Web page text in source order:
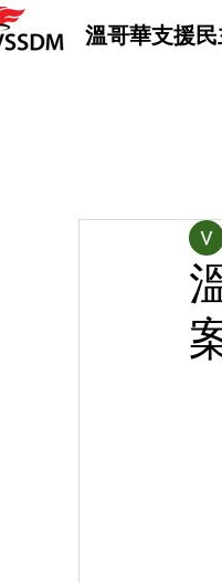
溫哥華支援